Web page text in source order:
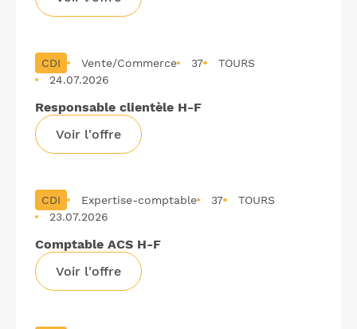
CDI Vente/Commerce 37
TOURS
24.07.2026
Responsable clientèle H-F
Voir l'offre
CDI Expertise-comptable 37
TOURS
23.07.2026
Comptable ACS H-F
Voir l'offre